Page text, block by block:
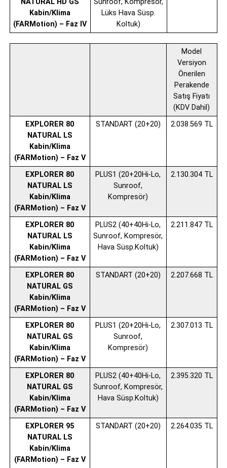
NATURAL HD GS
Kabin/Klima
(FARMotion) – Faz IV
Sunroof, Kompresör,
Lüks Hava Süsp.
Koltuk)
Model
Versiyon
Önerilen
Perakende
Satış Fiyatı
(KDV Dahil)
EXPLORER 80
NATURAL LS
Kabin/Klima
(FARMotion) – Faz V
STANDART (20+20) 2.038.569 TL
EXPLORER 80
NATURAL LS
Kabin/Klima
(FARMotion) – Faz V
PLUS1 (20+20Hi-Lo,
Sunroof,
Kompresör)
2.130.304 TL
EXPLORER 80
NATURAL LS
Kabin/Klima
(FARMotion) – Faz V
PLUS2 (40+40Hi-Lo,
Sunroof, Kompresör,
Hava Süsp.Koltuk)
2.211.847 TL
EXPLORER 80
NATURAL GS
Kabin/Klima
(FARMotion) – Faz V
STANDART (20+20) 2.207.668 TL
EXPLORER 80
NATURAL GS
Kabin/Klima
(FARMotion) – Faz V
PLUS1 (20+20Hi-Lo,
Sunroof,
Kompresör)
2.307.013 TL
EXPLORER 80
NATURAL GS
Kabin/Klima
(FARMotion) – Faz V
PLUS2 (40+40Hi-Lo,
Sunroof, Kompresör,
Hava Süsp.Koltuk)
2.395.320 TL
EXPLORER 95
NATURAL LS
Kabin/Klima
(FARMotion) – Faz V
STANDART (20+20) 2.264.035 TL